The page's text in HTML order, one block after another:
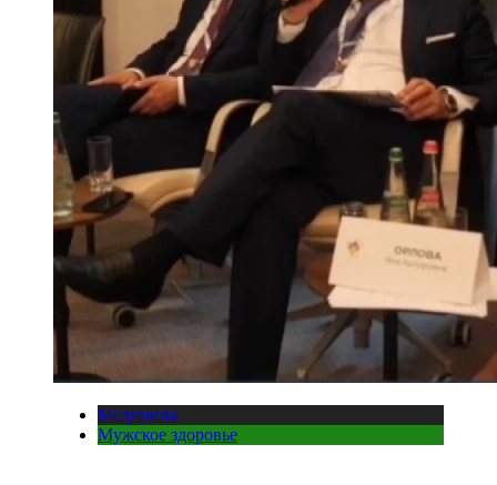
Медицина
Мужское здоровье